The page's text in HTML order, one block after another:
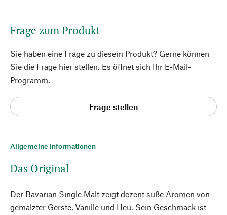
Allgemeine Informationen
Das Original
Der Bavarian Single Malt zeigt dezent süße Aromen von
gemälzter Gerste, Vanille und Heu. Sein Geschmack ist
Frage zum Produkt
Sie haben eine Frage zu diesem Produkt? Gerne können
Sie die Frage hier stellen. Es öffnet sich Ihr E-Mail-
Programm.
Frage stellen